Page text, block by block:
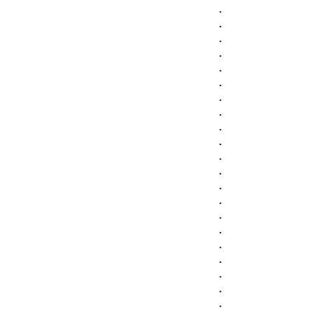
.
.
.
.
.
.
.
.
.
.
.
.
.
.
.
.
.
.
.
.
.